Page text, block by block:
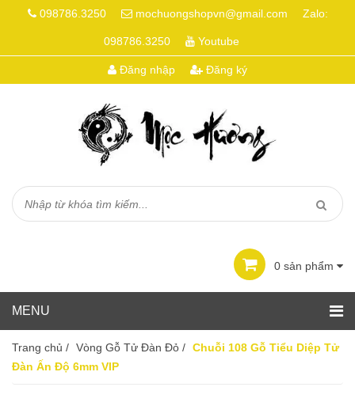
098786.3250 mochuongshopvn@gmail.com Zalo:
098786.3250 Youtube
Đăng nhập Đăng ký
0 sản phẩm
Trang chủ / Vòng Gỗ Tử Đàn Đỏ / Chuỗi 108 Gỗ Tiểu Diệp Tử
Đàn Ấn Độ 6mm VIP